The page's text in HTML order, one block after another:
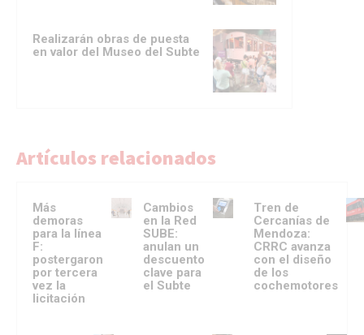
Realizarán obras de puesta
en valor del Museo del Subte
Artículos relacionados
Más
demoras
para la línea
F:
postergaron
por tercera
vez la
licitación
Cambios
en la Red
SUBE:
anulan un
descuento
clave para
el Subte
Tren de
Cercanías de
Mendoza:
CRRC avanza
con el diseño
de los
cochemotores